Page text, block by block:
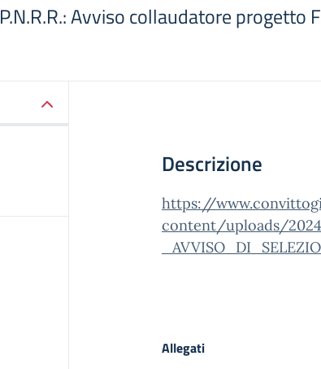
P.N.R.R.: Avviso collaudatore progetto
Descrizione
https://
content/uploads/
Allegati